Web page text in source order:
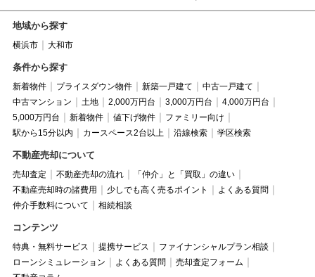
地域から探す
横浜市 大和市
条件から探す
新着物件 プライスダウン物件 新築一戸建て
中古一戸建て
中古マンション
土地 2,000万円台 3,000万円台
4,000万円台
5,000万円台
新着物件 値下げ物件
ファミリー向け
駅から15分以内
カースペース2台以上 沿線検索 学区検索
不動産売却について
売却査定 不動産売却の流れ
「仲介」と「買取」の違い
不動産売却時の諸費用
少しでも高く売るポイント
よくある質問
仲介手数料について
相続相談
コンテンツ
特典・無料サービス 提携サービス
ファイナンシャルプラン相談
ローンシミュレーション
よくある質問
売却査定フォーム